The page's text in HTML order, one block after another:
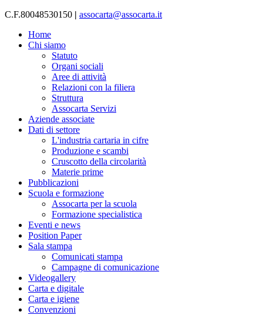
C.F.80048530150 | assocarta@assocarta.it
Home
Chi siamo
Statuto
Organi sociali
Aree di attività
Relazioni con la filiera
Struttura
Assocarta Servizi
Aziende associate
Dati di settore
L'industria cartaria in cifre
Produzione e scambi
Cruscotto della circolarità
Materie prime
Pubblicazioni
Scuola e formazione
Assocarta per la scuola
Formazione specialistica
Eventi e news
Position Paper
Sala stampa
Comunicati stampa
Campagne di comunicazione
Videogallery
Carta e digitale
Carta e igiene
Convenzioni